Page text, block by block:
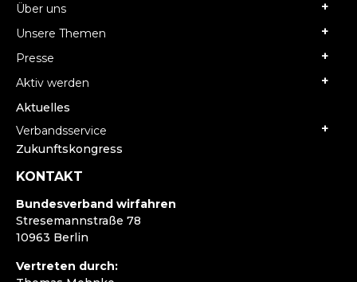
Über uns
Unsere Themen
Presse
Aktiv werden
Aktuelles
Verbandsservice
Zukunftskongress
KONTAKT
Bundesverband wirfahren
Stresemannstraße 78
10963 Berlin
Vertreten durch: